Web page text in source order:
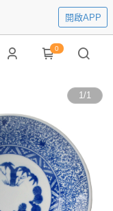
開啟APP
0
1/1